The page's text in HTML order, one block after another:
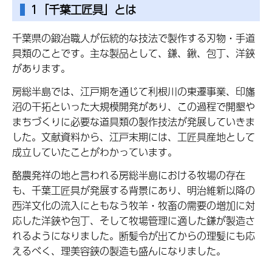
1「千葉工匠具」とは
千葉県の鍛冶職人が伝統的な技法で製作する刃物・手道
具類のことです。主な製品として、鎌、 鍬、包丁、 洋鋏
があります。
房総半島では、江戸期を通じて利根川の東遷事業、印旛
沼の干拓といった大規模開発があり、この過程で開墾や
まちづくりに必要な道具類の製作技法が発展していきま
した。文献資料から、江戸末期には、工匠具産地として
成立していたことがわかっています。
酪農発祥の地と言われる房総半島における牧場の存在
も、千葉工匠具が発展する背景にあり、明治維新以降の
西洋文化の流入にともなう牧羊・牧畜の需要の増加に対
応した洋鋏や包丁、そして牧場管理に適した鎌が製造さ
れるようになりました。断髪令が出てからの理髪にも応
えるべく、理美容鋏の製造も盛んになりました。